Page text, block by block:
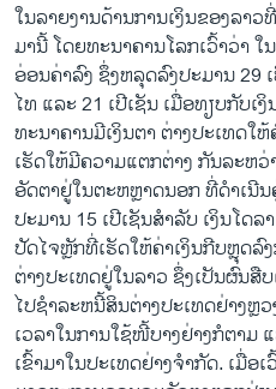
ໃນລາຍງານດ້ານການເງິນຂອງລາ
ມານີ້ ໂດຍທະນາຄານໂລກເວົ້າວ່າ
ອ່ອນຄ່າລົງ ຊຶ່ງຫລຸດລົງປະມານ 29
ໄທ ແລະ 21 ເປີເຊັນ ເມື່ອທຽບກັບເ
ທະນາຄານມີເງິນຕາ ຕ່າງປະເທດໃ
ເຮັດໃຫ້ມີຄວາມແຕກຕ່າງ ກັນລະຫ
ອັດຕາຢູ່ໃນຕະຫຫຼາດນອກ ທີ່ດໍາເນີ
ປະມານ 15 ເປີເຊັນສໍາລັບ ເງິນໂດລ
ປັດໄຈຫຼັກທີ່ເຮັດໃຫ້ຄ່າເງິນກີບຫຼຸດລົ
ຕ່າງປະເທດຢູ່ໃນລາວ ຊຶ່ງເປັນຜົນສື
ໄປຊໍາລະຫນີ້ສິນຕ່າງປະເທດຢ່າງຫຼ
ເວລາໃນການໃຊ້ໜີ້ບາງຢ່າງກໍຕາມ
ເຂົ້າມາໃນປະເທດຢ່າງຈໍາກັດ. ເມື່ອ